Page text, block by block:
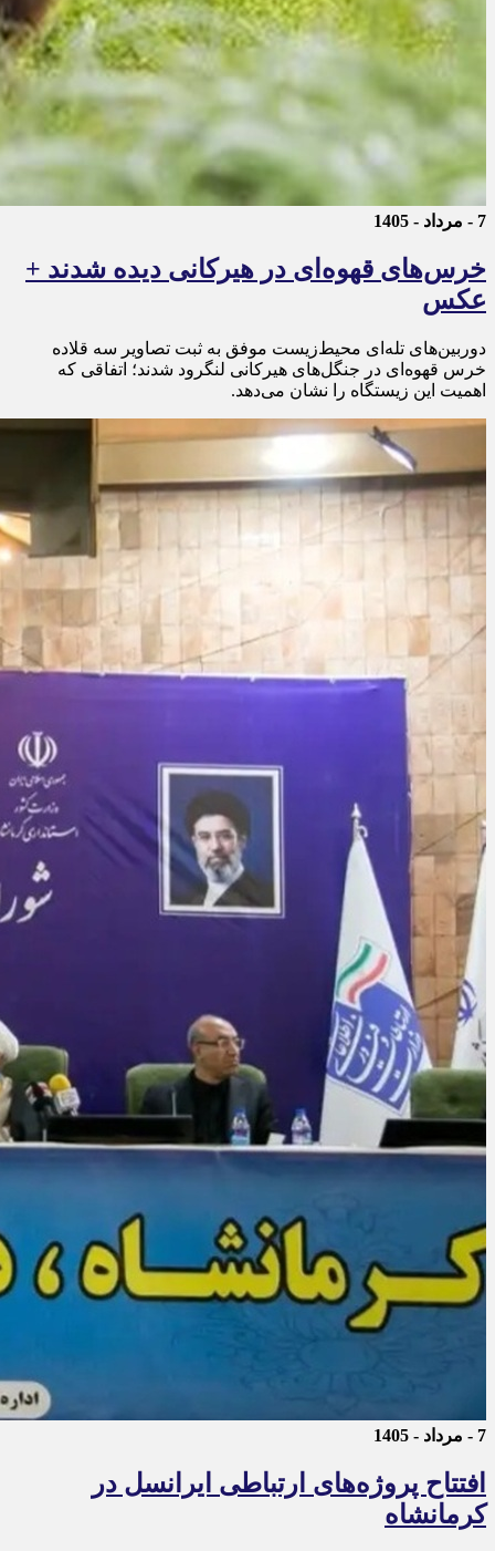
7 - مرداد - 1405
خرس‌های قهوه‌ای در هیرکانی دیده شدند +
عکس
دوربین‌های تله‌ای محیط‌زیست موفق به ثبت تصاویر سه قلاده
خرس قهوه‌ای در جنگل‌های هیرکانی لنگرود شدند؛ اتفاقی که
اهمیت این زیستگاه را نشان می‌دهد.
7 - مرداد - 1405
افتتاح پروژه‌های ارتباطی ایرانسل در
کرمانشاه